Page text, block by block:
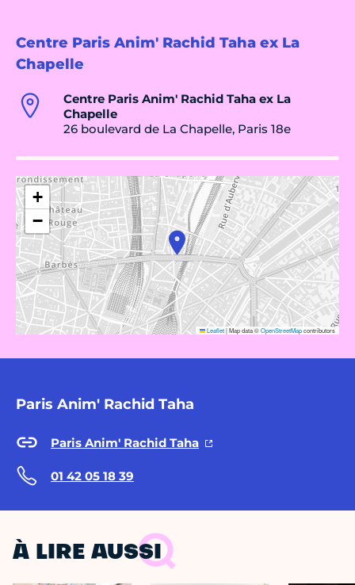
Centre Paris Anim' Rachid Taha ex La
Chapelle
Centre Paris Anim' Rachid Taha ex La
Chapelle
26 boulevard de La Chapelle, Paris 18e
+
−
Leaflet|Map data ©OpenStreetMapcontributors
Paris Anim' Rachid Taha
Paris Anim' Rachid Taha
01 42 05 18 39
À LIRE AUSSI